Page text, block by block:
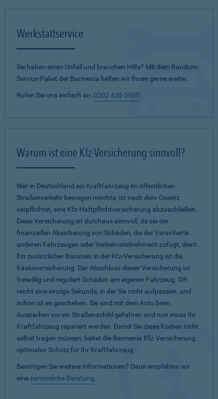
Werkstattservice
Sie haben einen Unfall und brauchen Hilfe? Mit dem Rundum-
Service-Paket der Barmenia helfen wir Ihnen gerne weiter.
Rufen Sie uns einfach an: 0202 438-3980
Warum ist eine Kfz-Versicherung sinnvoll?
Wer in Deutschland ein Kraftfahrzeug im öffentlichen
Straßenverkehr bewegen möchte, ist nach dem Gesetz
verpflichtet, eine Kfz-Haftpflichtversicherung abzuschließen.
Diese Versicherung ist durchaus sinnvoll, da sie der
finanziellen Absicherung von Schäden, die der Versicherte
anderen Fahrzeugen oder Verkehrsteilnehmern zufügt, dient.
Ein zusätzlicher Baustein in der Kfz-Versicherung ist die
Kaskoversicherung. Der Abschluss dieser Versicherung ist
freiwillig und reguliert Schäden am eigenen Fahrzeug. Oft
reicht eine einzige Sekunde, in der Sie nicht aufpassen, und
schon ist es geschehen. Sie sind mit dem Auto beim
Ausparken vor ein Straßenschild gefahren und nun muss Ihr
Kraftfahrzeug repariert werden. Damit Sie diese Kosten nicht
selbst tragen müssen, bietet die Barmenia Kfz-Versicherung
optimalen Schutz für Ihr Kraftfahrzeug.
Benötigen Sie weitere Informationen? Dann empfehlen wir
eine persönliche Beratung.